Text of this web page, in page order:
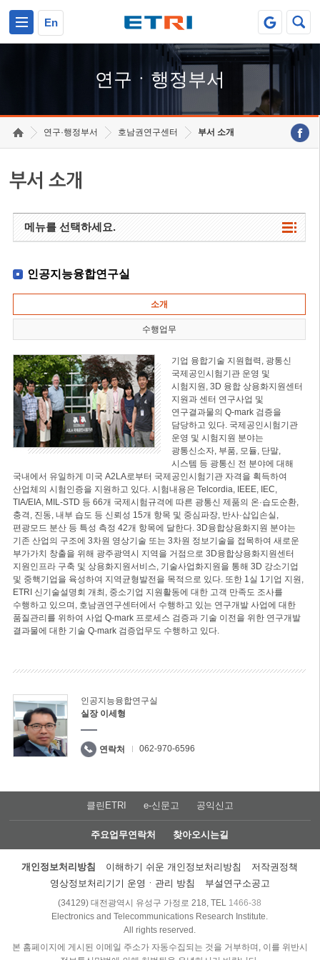
En
연구ㆍ행정부서
연구·행정부서 호남권연구센터 부서 소개
부서 소개
메뉴를 선택하세요.
인공지능융합연구실
소개
수행업무
기업 융합기술 지원협력, 광통신
국제공인시험기관 운영 및
시험지원, 3D 융합 상용화지원센터
지원과 센터 연구사업 및
연구결과물의 Q-mark 검증을
담당하고 있다. 국제공인시험기관
운영 및 시험지원 분야는
광통신소자, 부품, 모듈, 단말,
시스템 등 광통신 전 분야에 대해
국내에서 유일하게 미국 A2LA로부터 국제공인시험기관 자격을 획득하여
산업체의 시험인증을 지원하고 있다. 시험내용은 Telcordia, IEEE, IEC,
TIA/EIA, MIL-STD 등 66개 국제시험규격에 따른 광통신 제품의 온·습도순환,
충격, 진동, 내부 습도 등 신뢰성 15개 항목 및 중심파장, 반사·삽입손실,
편광모드 분산 등 특성 측정 42개 항목에 달한다. 3D융합상용화지원 분야는
기존 산업의 구조에 3차원 영상기술 또는 3차원 정보기술을 접목하여 새로운
부가가치 창출을 위해 광주광역시 지역을 거점으로 3D융합상용화지원센터
지원인프라 구축 및 상용화지원서비스, 기술사업화지원을 통해 3D 강소기업
및 중핵기업을 육성하여 지역균형발전을 목적으로 있다. 또한 1실 1기업 지원,
ETRI 신기술설명회 개최, 중소기업 지원활동에 대한 고객 만족도 조사를
수행하고 있으며, 호남권연구센터에서 수행하고 있는 연구개발 사업에 대한
품질관리를 위하여 사업 Q-mark 프로세스 검증과 기술 이전을 위한 연구개발
결과물에 대한 기술 Q-mark 검증업무도 수행하고 있다.
인공지능융합연구실
실장 이세형
연락처 062-970-6596
클린ETRI e-신문고 공익신고
주요업무연락처 찾아오시는길
개인정보처리방침 이해하기 쉬운 개인정보처리방침
저작권정책
영상정보처리기기 운영ㆍ관리 방침
부설연구소공고
(34129) 대전광역시 유성구 가정로 218, TEL 1466-38
Electronics and Telecommunications Research Institute.
All rights reserved.
본 홈페이지에 게시된 이메일 주소가 자동수집되는 것을 거부하며, 이를 위반시